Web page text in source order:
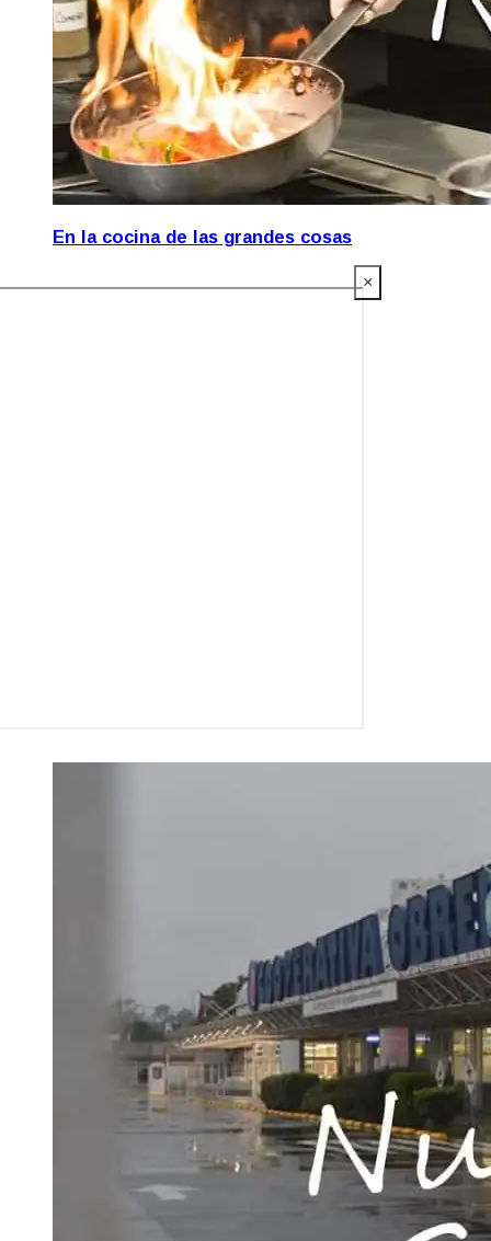
En la cocina de las grandes cosas
×